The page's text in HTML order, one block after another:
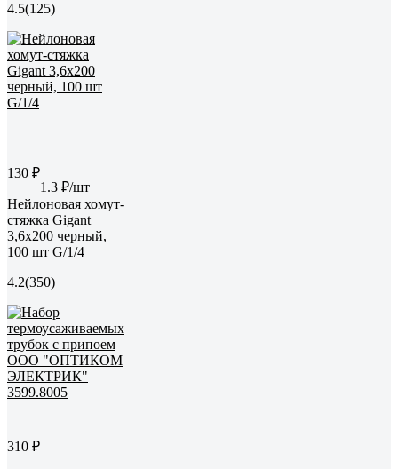
4.5(125)
130 ₽
1.3 ₽/шт
Нейлоновая хомут-
стяжка Gigant
3,6х200 черный,
100 шт G/1/4
4.2(350)
310 ₽